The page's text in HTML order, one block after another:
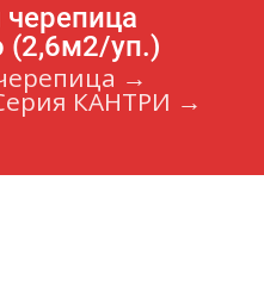
черепица
уп.)
→
КАНТРИ →